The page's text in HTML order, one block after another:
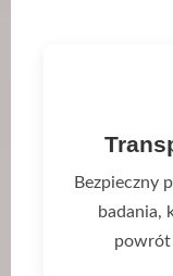
Bezpieczny
badania,
powrót